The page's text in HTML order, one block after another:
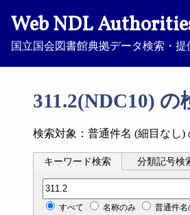
Web NDL
国立国会図書館典拠データ検索・提
311.2(NDC10) の
検索対象：普通件名 (細目なし)
キーワード検索 分類記号検
分類記号検索
すべて 名称のみ 普通件名